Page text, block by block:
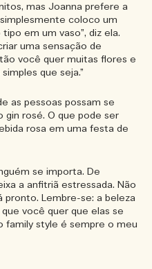
mas Joanna prefere a
coloco um
em um vaso”, diz ela.
uma sensação de
você quer muitas flores e
que seja.”
as pessoas possam se
gin rosé. O que pode ser
rosa em uma festa de
se importa. De
a anfitriã estressada. Não
Lembre-se: a beleza
você quer que elas se
family style é sempre o meu